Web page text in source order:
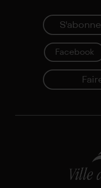
Facebook